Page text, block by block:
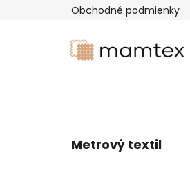
Obchodné podmienky
Metrový textil